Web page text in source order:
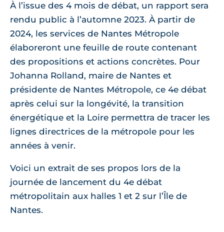
À l’issue des 4 mois de débat, un rapport sera
rendu public à l’automne 2023. À partir de
2024, les services de Nantes Métropole
élaboreront une feuille de route contenant
des propositions et actions concrètes. Pour
Johanna Rolland, maire de Nantes et
présidente de Nantes Métropole, ce 4e débat
après celui sur la longévité, la transition
énergétique et la Loire permettra de tracer les
lignes directrices de la métropole pour les
années à venir.
Voici un extrait de ses propos lors de la
journée de lancement du 4e débat
métropolitain aux halles 1 et 2 sur l’Île de
Nantes.